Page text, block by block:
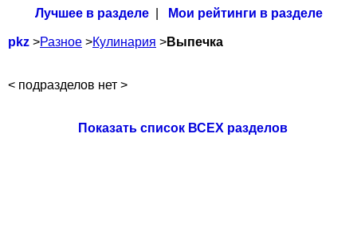
Лучшее в разделе| Мои рейтинги в разделе
pkz >Разное >Кулинария >Выпечка
< подразделов нет >
Показать список ВСЕХ разделов